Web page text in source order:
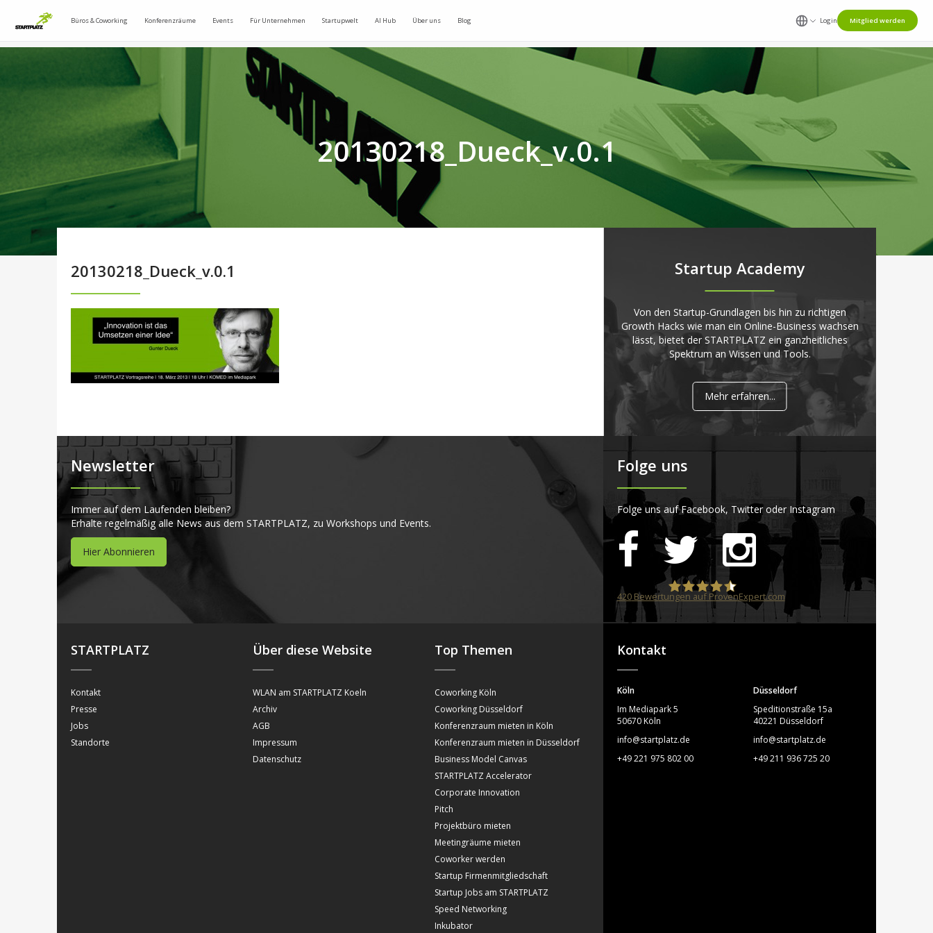
Büros & Coworking Konferenzräume Events Für Unternehmen Startupwelt AI Hub Über uns Blog Login Mitglied werden
20130218_Dueck_v.0.1
20130218_Dueck_v.0.1 Startup Academy
Von den Startup-Grundlagen bis hin zu richtigen
Growth Hacks wie man ein Online-Business wachsen
lässt, bietet der STARTPLATZ ein ganzheitliches
Spektrum an Wissen und Tools.
Mehr erfahren...
Newsletter
Immer auf dem Laufenden bleiben?
Erhalte regelmäßig alle News aus dem STARTPLATZ, zu Workshops und Events.
Hier Abonnieren
Folge uns
Folge uns auf Facebook, Twitter oder Instagram
STARTPLATZ
420Bewertungen auf ProvenExpert.com
STARTPLATZ
Kontakt
Presse
Jobs
Standorte
Über diese Website
WLAN am STARTPLATZ Koeln
Archiv
AGB
Impressum
Datenschutz
Top Themen
Coworking Köln
Coworking Düsseldorf
Konferenzraum mieten in Köln
Konferenzraum mieten in Düsseldorf
Business Model Canvas
STARTPLATZ Accelerator
Corporate Innovation
Pitch
Projektbüro mieten
Meetingräume mieten
Coworker werden
Startup Firmenmitgliedschaft
Startup Jobs am STARTPLATZ
Speed Networking
Inkubator
Kontakt
Köln
Im Mediapark 5
50670 Köln
info@startplatz.de
+49 221 975 802 00
Düsseldorf
Speditionstraße 15a
40221 Düsseldorf
info@startplatz.de
+49 211 936 725 20